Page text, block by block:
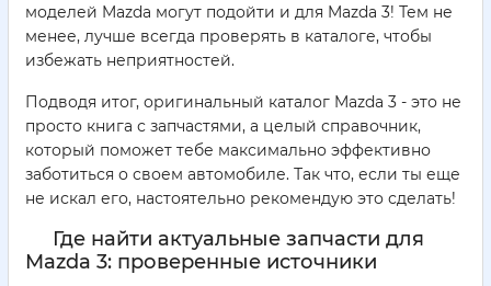
моделей Mazda могут подойти и для Mazda 3! Тем не
менее, лучше всегда проверять в каталоге, чтобы
избежать неприятностей.
Подводя итог, оригинальный каталог Mazda 3 - это не
просто книга с запчастями, а целый справочник,
который поможет тебе максимально эффективно
заботиться о своем автомобиле. Так что, если ты еще
не искал его, настоятельно рекомендую это сделать!
Где найти актуальные запчасти для
Mazda 3: проверенные источники